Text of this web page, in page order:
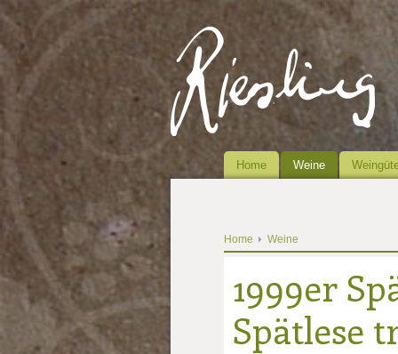
Home Weine
Home Weine
1999er
Spätlese